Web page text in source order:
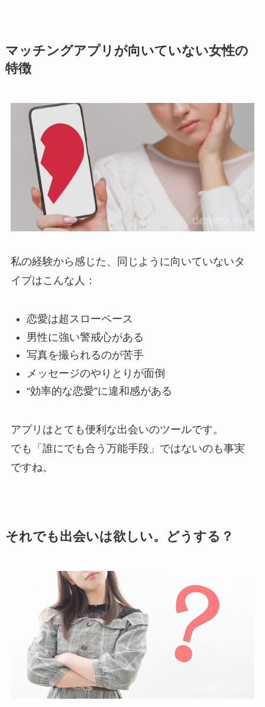
マッチングアプリが向いていない女性の
特徴
私の経験から感じた、同じように向いていないタ
イプはこんな人：
恋愛は超スローペース
男性に強い警戒心がある
写真を撮られるのが苦手
メッセージのやりとりが面倒
“効率的な恋愛”に違和感がある
アプリはとても便利な出会いのツールです。
でも「誰にでも合う万能手段」ではないのも事実
ですね。
それでも出会いは欲しい。どうする？